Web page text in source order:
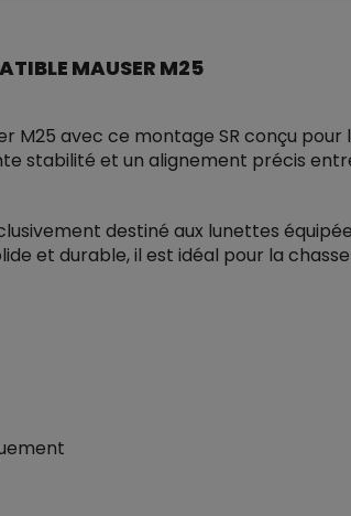
MAUSER M25
M25 avec ce montage SR conçu
stabilité et un alignement précis
destiné aux lunettes
et durable, il est idéal pour la